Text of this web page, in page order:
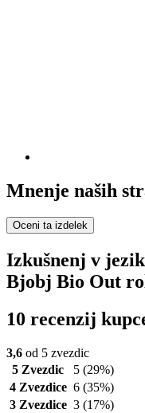
Mnenje naših
Oceni ta izdelek
Izkušnenj v
Bjobj Bio Out
10 recenzij
3,6 od 5 zvezdic
5 Zvezdic
5 (29%)
4 Zvezdice 6 (35%)
3 Zvezdice 3 (17%)